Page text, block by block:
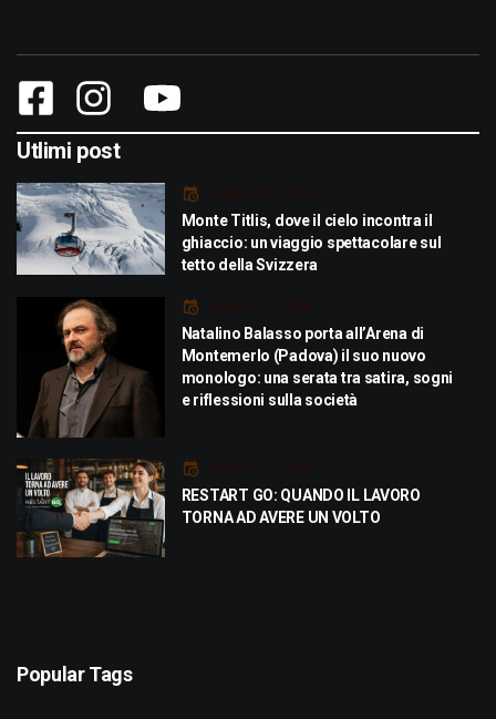
Utlimi post
Luglio 29, 2026
Monte Titlis, dove il cielo incontra il
ghiaccio: un viaggio spettacolare sul
tetto della Svizzera
Luglio 21, 2026
Natalino Balasso porta all’Arena di
Montemerlo (Padova) il suo nuovo
monologo: una serata tra satira, sogni
e riflessioni sulla società
Luglio 21, 2026
RESTART GO: QUANDO IL LAVORO
TORNA AD AVERE UN VOLTO
Popular Tags